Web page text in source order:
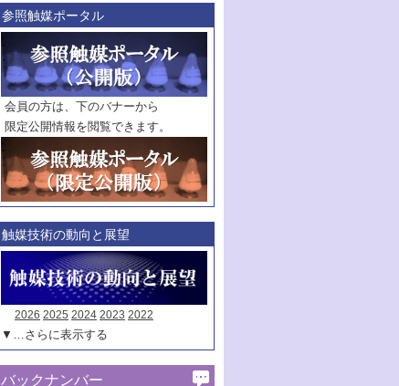
参照触媒ポータル
会員の方は、下のバナーから
限定公開情報を閲覧できます。
触媒技術の動向と展望
2026 2025 2024 2023 2022
▼…さらに表示する
バックナンバー